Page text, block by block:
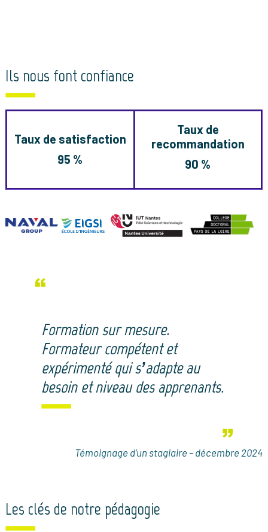
Ils nous font confiance
Taux de satisfaction
95 %
Taux de
recommandation
90 %
Formation sur mesure.
Formateur compétent et
expérimenté qui s’adapte au
besoin et niveau des apprenants.
Témoignage d’un stagiaire – décembre 2024
Les clés de notre pédagogie